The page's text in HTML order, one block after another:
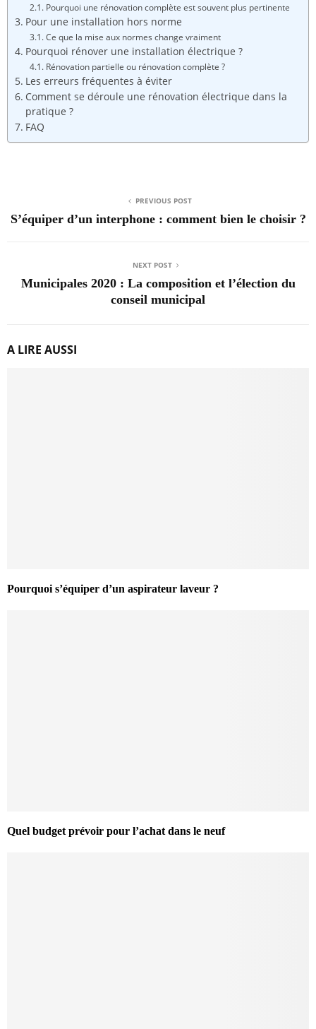
Pourquoi une rénovation complète est souvent plus pertinente
Pour une installation hors norme
Ce que la mise aux normes change vraiment
Pourquoi rénover une installation électrique ?
Rénovation partielle ou rénovation complète ?
Les erreurs fréquentes à éviter
Comment se déroule une rénovation électrique dans la
pratique ?
FAQ
PREVIOUS POST
S’équiper d’un interphone : comment bien le choisir ?
NEXT POST
Municipales 2020 : La composition et l’élection du
conseil municipal
A LIRE AUSSI
Pourquoi s’équiper d’un aspirateur laveur ?
Quel budget prévoir pour l’achat dans le neuf